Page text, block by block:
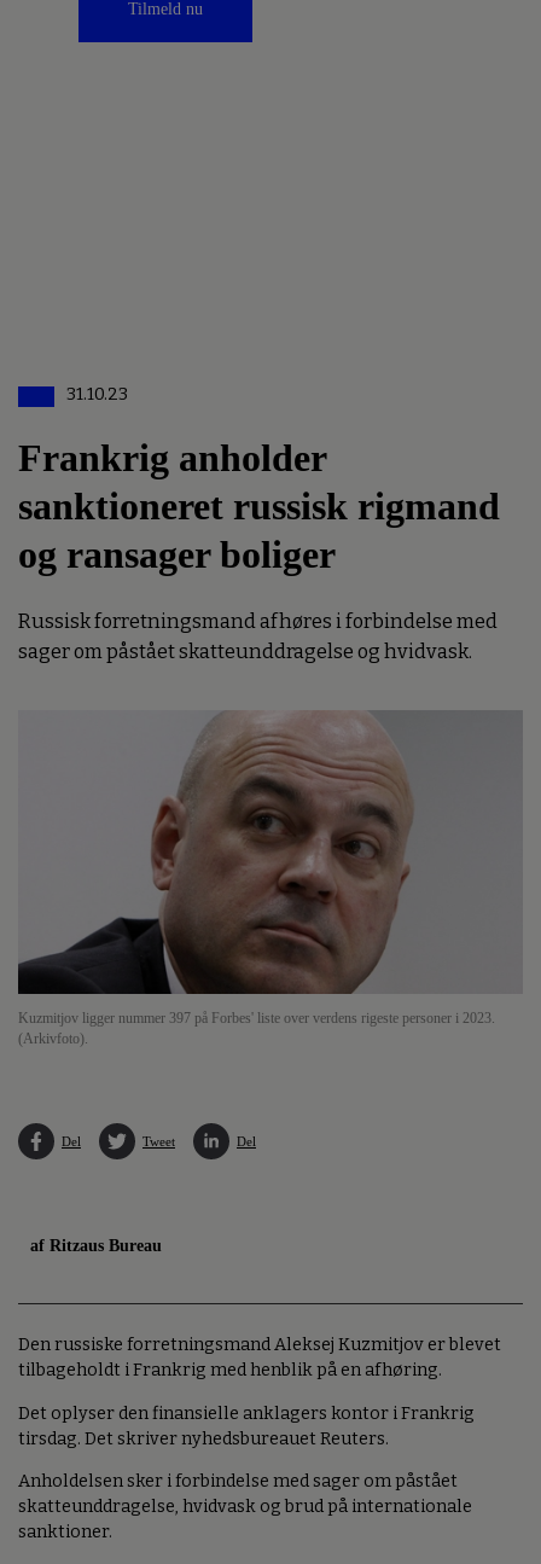
Tilmeld nu
31.10.23
Frankrig anholder
sanktioneret russisk rigmand
og ransager boliger
Russisk forretningsmand afhøres i forbindelse med
sager om påstået skatteunddragelse og hvidvask.
Kuzmitjov ligger nummer 397 på Forbes' liste over verdens rigeste personer i 2023.
(Arkivfoto).
Del Tweet Del
af Ritzaus Bureau
Den russiske forretningsmand Aleksej Kuzmitjov er blevet
tilbageholdt i Frankrig med henblik på en afhøring.
Det oplyser den finansielle anklagers kontor i Frankrig
tirsdag. Det skriver nyhedsbureauet Reuters.
Anholdelsen sker i forbindelse med sager om påstået
skatteunddragelse, hvidvask og brud på internationale
sanktioner.